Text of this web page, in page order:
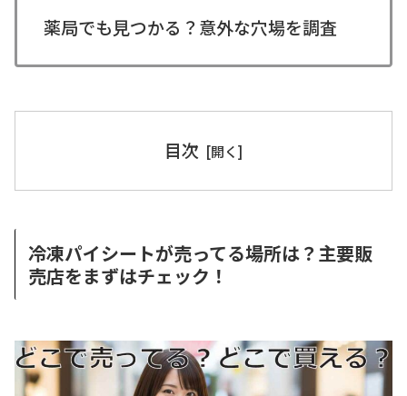
薬局でも見つかる？意外な穴場を調査
目次
冷凍パイシートが売ってる場所は？主要販
売店をまずはチェック！